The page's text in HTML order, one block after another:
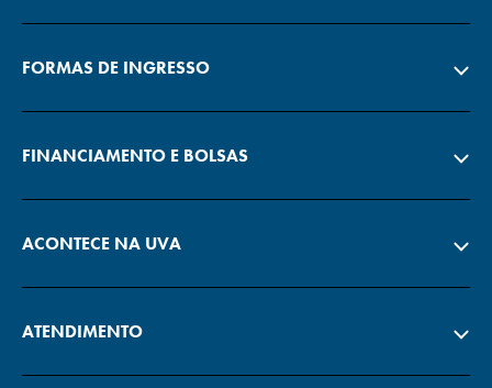
FORMAS DE INGRESSO
FINANCIAMENTO E BOLSAS
ACONTECE NA UVA
ATENDIMENTO